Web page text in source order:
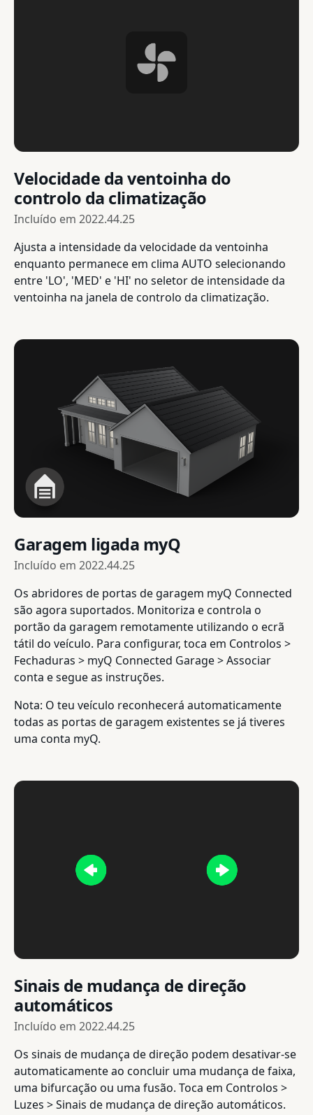
Velocidade da ventoinha do
controlo da climatização
Incluído em 2022.44.25
Ajusta a intensidade da velocidade da ventoinha
enquanto permanece em clima AUTO selecionando
entre 'LO', 'MED' e 'HI' no seletor de intensidade da
ventoinha na janela de controlo da climatização.
Garagem ligada myQ
Incluído em 2022.44.25
Os abridores de portas de garagem myQ Connected
são agora suportados. Monitoriza e controla o
portão da garagem remotamente utilizando o ecrã
tátil do veículo. Para configurar, toca em Controlos >
Fechaduras > myQ Connected Garage > Associar
conta e segue as instruções.
Nota: O teu veículo reconhecerá automaticamente
todas as portas de garagem existentes se já tiveres
uma conta myQ.
Sinais de mudança de direção
automáticos
Incluído em 2022.44.25
Os sinais de mudança de direção podem desativar-se
automaticamente ao concluir uma mudança de faixa,
uma bifurcação ou uma fusão. Toca em Controlos >
Luzes > Sinais de mudança de direção automáticos.